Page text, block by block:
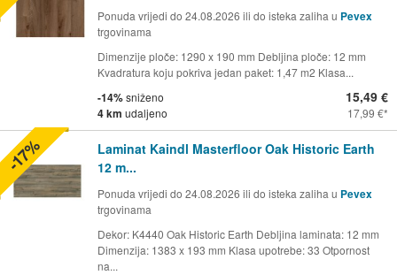
Ponuda vrijedi do 24.08.2026 ili do isteka zaliha u Pevex
trgovinama
Dimenzije ploče: 1290 x 190 mm Debljina ploče: 12 mm
Kvadratura koju pokriva jedan paket: 1,47 m2 Klasa...
-14%sniženo
4 km udaljeno
15,49 €
17,99 €
Laminat Kaindl Masterfloor Oak Historic Earth
12 m...
Ponuda vrijedi do 24.08.2026 ili do isteka zaliha u Pevex
trgovinama
Dekor: K4440 Oak Historic Earth Debljina laminata: 12 mm
Dimenzija: 1383 x 193 mm Klasa upotrebe: 33 Otpornost
na...
-17%